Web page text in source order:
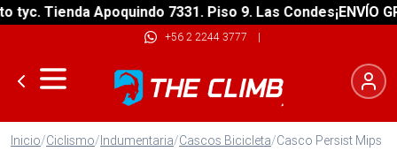
Tienda Apoquindo 7331. Piso 9. Las Condes¡ENVÍO
+56 2 2244 3777 |
Inicio/Ciclismo/Indumentaria/Cascos Bicicleta/Casco Persist Mips